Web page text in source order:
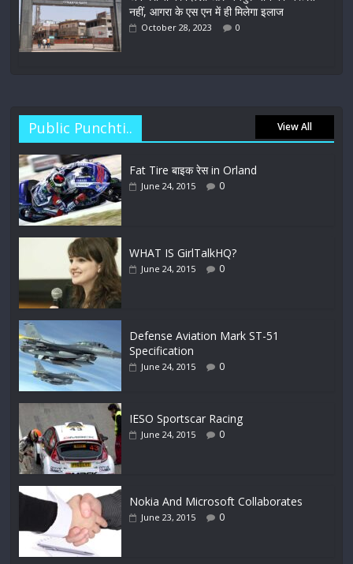
नहीं, आगरा के एस एन में ही मिलेगा इलाज
October 28, 2023 0
Public Punchti.. View All
Fat Tire बाइक रेस in Orland
June 24, 2015 0
WHAT IS GirlTalkHQ?
June 24, 2015 0
Defense Aviation Mark ST-51
Specification
June 24, 2015 0
IESO Sportscar Racing
June 24, 2015 0
Nokia And Microsoft Collaborates
June 23, 2015 0